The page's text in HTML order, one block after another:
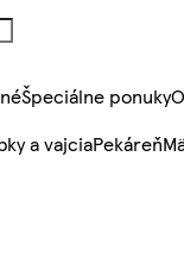
Špeciálne ponuky
a vajciaPekáreň